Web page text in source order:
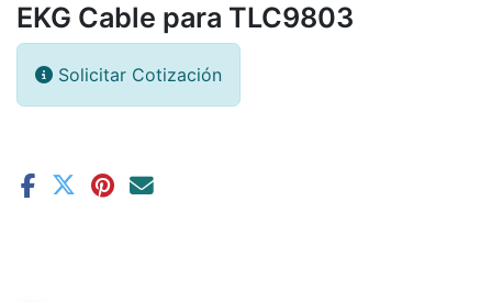
EKG Cable para TLC9803
Solicitar Cotización